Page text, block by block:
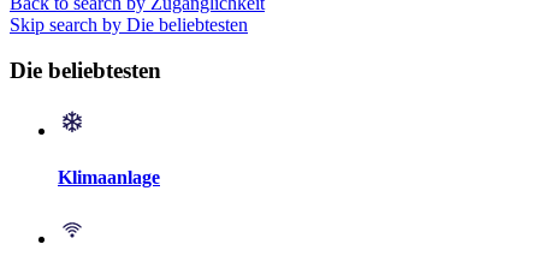
Skip search by Die beliebtesten
Die beliebtesten
Klimaanlage